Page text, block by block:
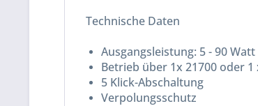
Technische Daten
Ausgangsleistung: 5 - 90
Betrieb über 1x 21700 oder
5 Klick-Abschaltung
Verpolungsschutz